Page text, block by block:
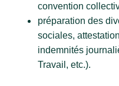
convention
préparation des
sociales,
indemnités
Travail, etc.).